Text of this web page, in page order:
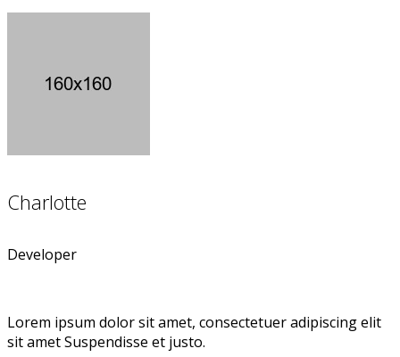
Charlotte
Developer
Lorem ipsum dolor sit amet, consectetuer adipiscing elit
sit amet Suspendisse et justo.